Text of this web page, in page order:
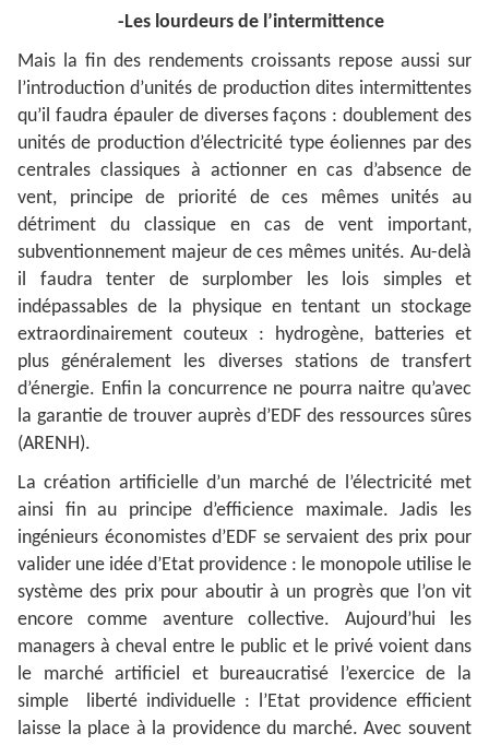
-Les lourdeurs de l’intermittence
Mais la fin des rendements croissants repose aussi sur
l’introduction d’unités de production dites intermittentes
qu’il faudra épauler de diverses façons : doublement des
unités de production d’électricité type éoliennes par des
centrales classiques à actionner en cas d’absence de
vent, principe de priorité de ces mêmes unités au
détriment du classique en cas de vent important,
subventionnement majeur de ces mêmes unités. Au-delà
il faudra tenter de surplomber les lois simples et
indépassables de la physique en tentant un stockage
extraordinairement couteux : hydrogène, batteries et
plus généralement les diverses stations de transfert
d’énergie. Enfin la concurrence ne pourra naitre qu’avec
la garantie de trouver auprès d’EDF des ressources sûres
(ARENH).
La création artificielle d’un marché de l’électricité met
ainsi fin au principe d’efficience maximale. Jadis les
ingénieurs économistes d’EDF se servaient des prix pour
valider une idée d’Etat providence : le monopole utilise le
système des prix pour aboutir à un progrès que l’on vit
encore comme aventure collective. Aujourd’hui les
managers à cheval entre le public et le privé voient dans
le marché artificiel et bureaucratisé l’exercice de la
simple liberté individuelle : l’Etat providence efficient
laisse la place à la providence du marché. Avec souvent